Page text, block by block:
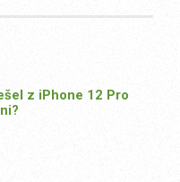
z iPhone 12 Pro